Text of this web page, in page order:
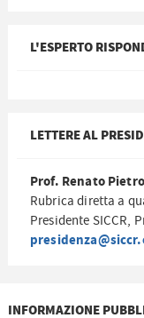
L'ESPERTO
LETTERE AL
Prof. Renato
Rubrica diretta a
Presidente SICCR,
INFORMAZIONE